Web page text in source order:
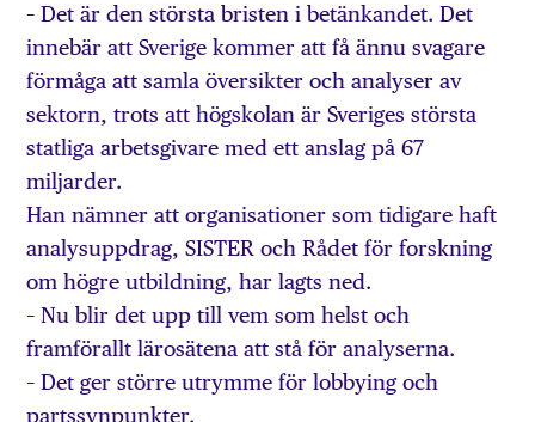
– Det är den största bristen i betänkandet. Det
innebär att Sverige kommer att få ännu svagare
förmåga att samla översikter och analyser av
sektorn, trots att högskolan är Sveriges största
statliga arbetsgivare med ett anslag på 67
miljarder.
Han nämner att organisationer som tidigare haft
analysuppdrag, SISTER och Rådet för forskning
om högre utbildning, har lagts ned.
– Nu blir det upp till vem som helst och
framförallt lärosätena att stå för analyserna.
– Det ger större utrymme för lobbying och
partssynpunkter.